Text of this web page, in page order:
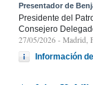
Presentador de
Presidente del
Consejero
27/05/2026 - Madrid,
Información